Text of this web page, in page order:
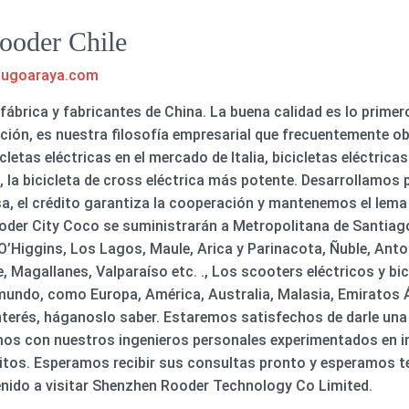
Chile
y fabricantes de China. La buena calidad es lo
es nuestra filosofía empresarial que frecuentemente
eléctricas en el mercado de Italia, bicicletas eléctricas
bicicleta de cross eléctrica más potente.
el crédito garantiza la cooperación y mantenemos el
City Coco se suministrarán a Metropolitana de
Los Lagos, Maule, Arica y Parinacota, Ñuble,
Magallanes, Valparaíso etc. ., Los scooters eléctricos y
como Europa, América, Australia, Malasia, Emiratos
háganoslo saber. Estaremos satisfechos de darle
con nuestros ingenieros personales experimentados en
Esperamos recibir sus consultas pronto y esperamos
a visitar Shenzhen Rooder Technology Co Limited.